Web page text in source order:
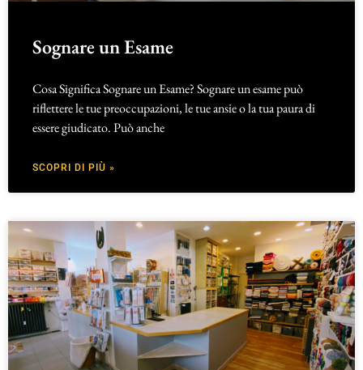
Sognare un Esame
Cosa Significa Sognare un Esame? Sognare un esame può
riflettere le tue preoccupazioni, le tue ansie o la tua paura di
essere giudicato. Può anche
SCOPRI DI PIÙ »